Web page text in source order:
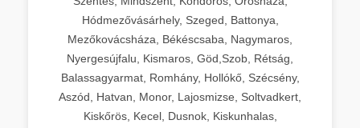
Hódmezővásárhely, Szeged, Battonya,
Mezőkovácsháza, Békéscsaba, Nagymaros,
Nyergesújfalu, Kismaros, Göd,Szob, Rétság,
Balassagyarmat, Romhány, Hollókő, Szécsény,
Aszód, Hatvan, Monor, Lajosmizse, Soltvadkert,
Kiskőrös, Kecel, Dusnok, Kiskunhalas,